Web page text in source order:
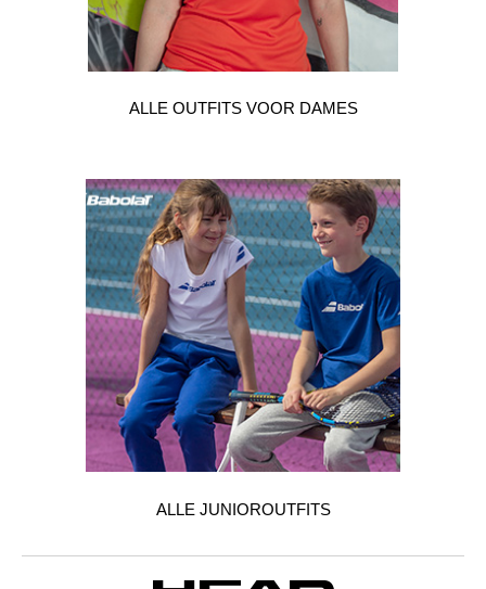
ALLE OUTFITS VOOR DAMES
ALLE JUNIOROUTFITS